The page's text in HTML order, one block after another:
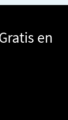
en